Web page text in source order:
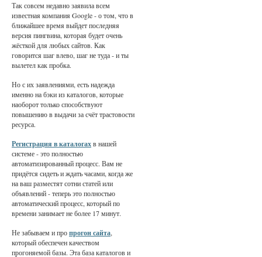
Так совсем недавно заявила всем
известная компания Google - о том, что в
ближайшее время выйдет последняя
версия пингвина, которая будет очень
жёсткой для любых сайтов. Как
говорится шаг влево, шаг не туда - и ты
вылетел как пробка.
Но с их заявлениями, есть надежда
именно на бэки из каталогов, которые
наоборот только способствуют
повышению в выдачи за счёт трастовости
ресурса.
Регистрация в каталогахв нашей
системе - это полностью
автоматизированный процесс. Вам не
придётся сидеть и ждать часами, когда же
на ваш разместят сотни статей или
объявлений - теперь это полностью
автоматический процесс, который по
времени занимает не более 17 минут.
Не забываем и пропрогон сайта,
который обеспечен качеством
прогоняемой базы. Эта база каталогов и